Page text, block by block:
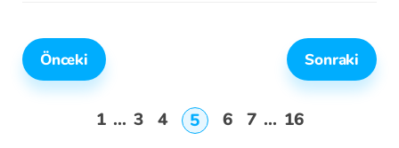
Önceki Sonraki
1 ... 3 4 5 6 7 ... 16